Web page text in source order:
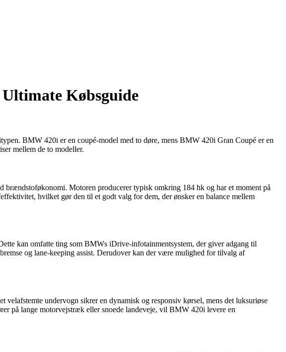
Købsguide
BMW 420i er en coupé-model med to døre, mens BMW 420i Gran Coupé er en
mellem de to modeller.
Motoren producerer typisk omkring 184 hk og har et moment på
hvilket gør den til et godt valg for dem, der ønsker en balance mellem
kan omfatte ting som BMWs iDrive-infotainmentsystem, der giver adgang til
og lane-keeping assist. Derudover kan der være mulighed for tilvalg af
undervogn sikrer en dynamisk og responsiv kørsel, mens det luksuriøse
på lange motorvejstræk eller snoede landeveje, vil BMW 420i levere en